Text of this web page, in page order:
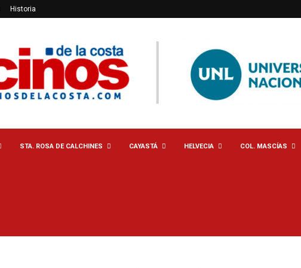
Historia
STA. ROSA DE CALCHINES CAYASTÁ HELVECIA COL. MASCÍAS